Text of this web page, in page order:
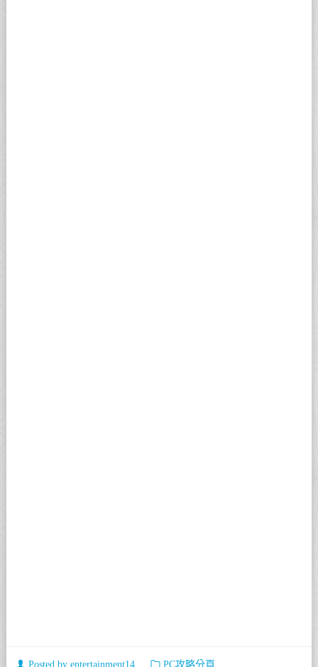
Posted by entertainment14 PC攻略分頁